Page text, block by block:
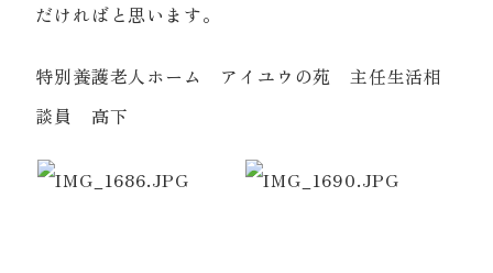
だければと思います。
特別養護老人ホーム アイユウの苑 主任生活相
談員 高下